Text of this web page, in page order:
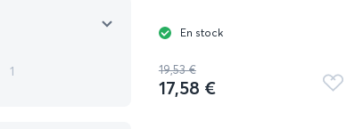
1
En stock
19,53 €
17,58 €
Ajouter